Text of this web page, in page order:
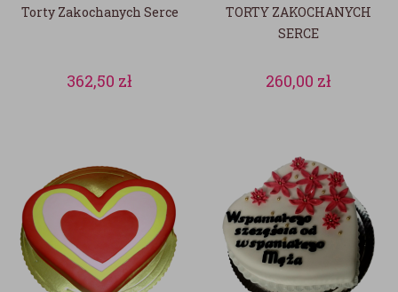
Torty Zakochanych Serce
362,50 zł
TORTY ZAKOCHANYCH
SERCE
260,00 zł